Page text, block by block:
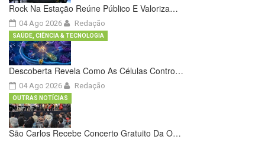
Rock Na Estação Reúne Público E Valoriza…
04 Ago 2026 Redação
Descoberta Revela Como As Células Contro…
04 Ago 2026
SAÚDE, CIÊNCIA & TECNOLOGIA
Redação
São Carlos Recebe Concerto Gratuito Da O…
OUTRAS NOTÍCIAS